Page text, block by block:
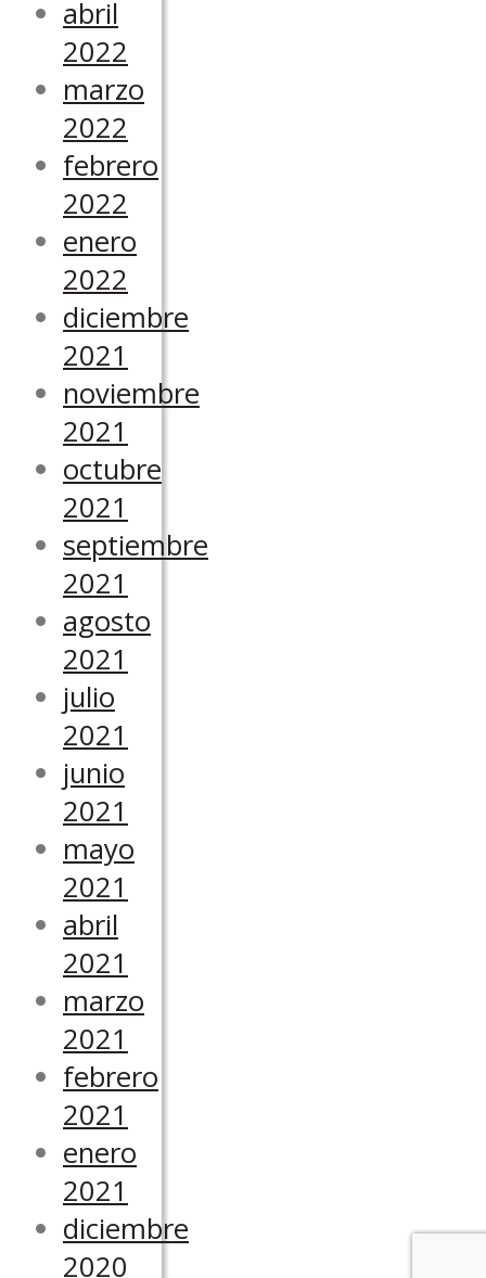
abril
2022
marzo
2022
febrero
2022
enero
2022
diciembre
2021
noviembre
2021
octubre
2021
septiembre
2021
agosto
2021
julio
2021
junio
2021
mayo
2021
abril
2021
marzo
2021
febrero
2021
enero
2021
diciembre
2020